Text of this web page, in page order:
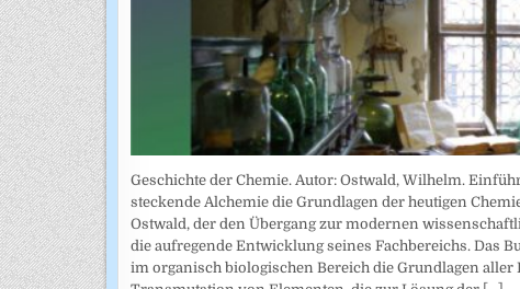
Geschichte der Chemie. Autor: Ostwald, Wilhelm.
steckende Alchemie die Grundlagen der heutigen
Ostwald, der den Übergang zur modernen
die aufregende Entwicklung seines Fachbereichs. Das
im organisch biologischen Bereich die Grundlagen